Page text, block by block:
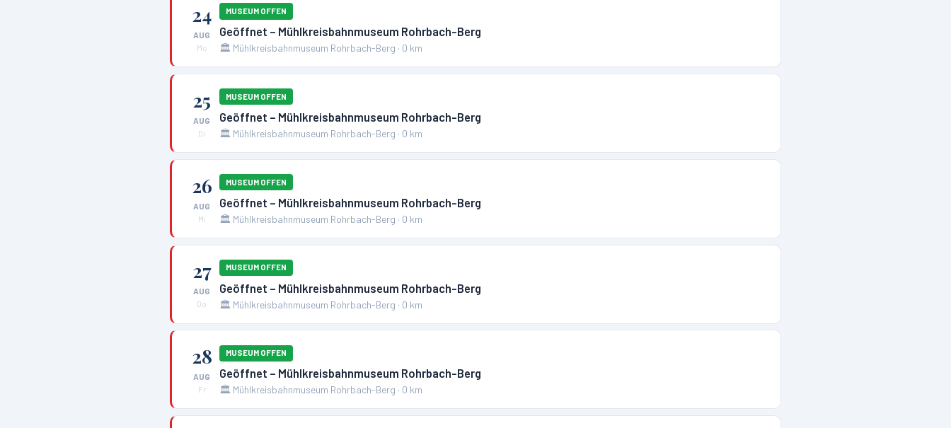
24
AUG
Mo
MUSEUM OFFEN
Geöffnet – Mühlkreisbahnmuseum Rohrbach-Berg
🏛️ Mühlkreisbahnmuseum Rohrbach-Berg · 0 km
25
AUG
Di
MUSEUM OFFEN
Geöffnet – Mühlkreisbahnmuseum Rohrbach-Berg
🏛️ Mühlkreisbahnmuseum Rohrbach-Berg · 0 km
26
AUG
Mi
MUSEUM OFFEN
Geöffnet – Mühlkreisbahnmuseum Rohrbach-Berg
🏛️ Mühlkreisbahnmuseum Rohrbach-Berg · 0 km
27
AUG
Do
MUSEUM OFFEN
Geöffnet – Mühlkreisbahnmuseum Rohrbach-Berg
🏛️ Mühlkreisbahnmuseum Rohrbach-Berg · 0 km
28
AUG
Fr
MUSEUM OFFEN
Geöffnet – Mühlkreisbahnmuseum Rohrbach-Berg
🏛️ Mühlkreisbahnmuseum Rohrbach-Berg · 0 km